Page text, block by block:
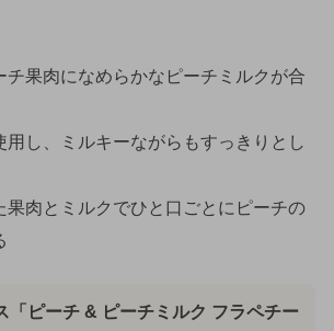
チ果肉になめらかなピーチミルクが合
用し、ミルキーながらもすっきりとし
果肉とミルクでひと口ごとにピーチの
「ピーチ & ピーチミルク フラペチー